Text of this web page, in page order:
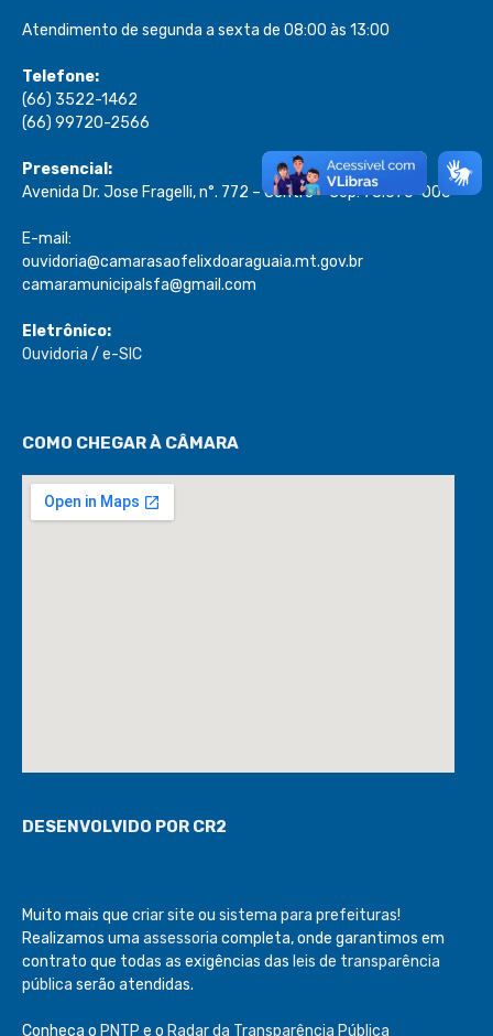
Atendimento de segunda a sexta de 08:00 às 13:00
Telefone:
(66) 3522-1462
(66) 99720-2566
Presencial:
Avenida Dr. Jose Fragelli, n°. 772 – Centro – Cep: 78.670-000
E-mail:
ouvidoria@camarasaofelixdoaraguaia.mt.gov.br
camaramunicipalsfa@gmail.com
Eletrônico:
Ouvidoria / e-SIC
COMO CHEGAR À CÂMARA
DESENVOLVIDO POR CR2
Muito mais que criar site ou sistema para prefeituras!
Realizamos uma assessoria completa, onde garantimos em
contrato que todas as exigências das leis de transparência
pública serão atendidas.
Conheça o PNTP e o Radar da Transparência Pública